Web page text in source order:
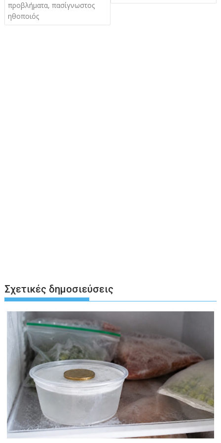
προβλήματα, πασίγνωστος
ηθοποιός
Σχετικές δημοσιεύσεις